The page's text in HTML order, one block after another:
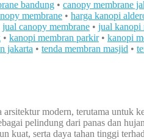
bandung • canopy membrane
membrane • harga kanopi
jual canopy membrane • jual kanopi
• kanopi membran parkir• kanopi
jakarta • tenda membran masjid •
modern, terutama untuk
pelindung dari panas dan
kuat, serta daya tahan tinggi